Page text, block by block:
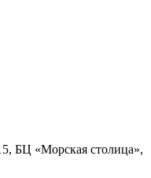
БЦ «Морская столица»,